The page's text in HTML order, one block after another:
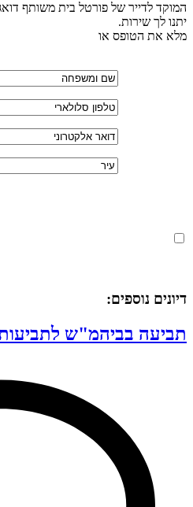
המוקד לדייר של פורטל בית משותף
יתנו לך שירות.
מלא את הטופס או
דיונים נוספים:
תביעה בביהמ"ש